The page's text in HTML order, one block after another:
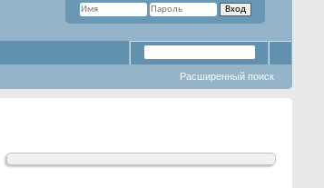
Расширенный поиск